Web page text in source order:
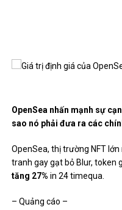
OpenSea nhấn mạnh sự
sao nó phải đưa ra các
OpenSea, thị trường NFT
tranh gay gạt bỏ Blur, token
tăng 27% in 24 timequa.
– Quảng cáo –